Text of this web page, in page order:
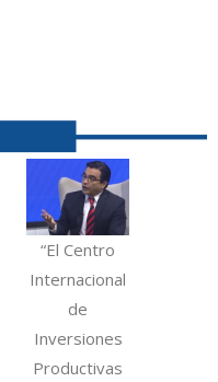
“El Centro
Internacional
de
Inversiones
Productivas